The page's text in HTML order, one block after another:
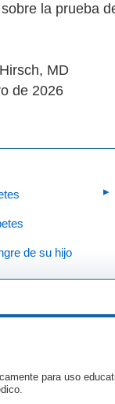
la prueba
MD
de 2026
de su hijo
para uso